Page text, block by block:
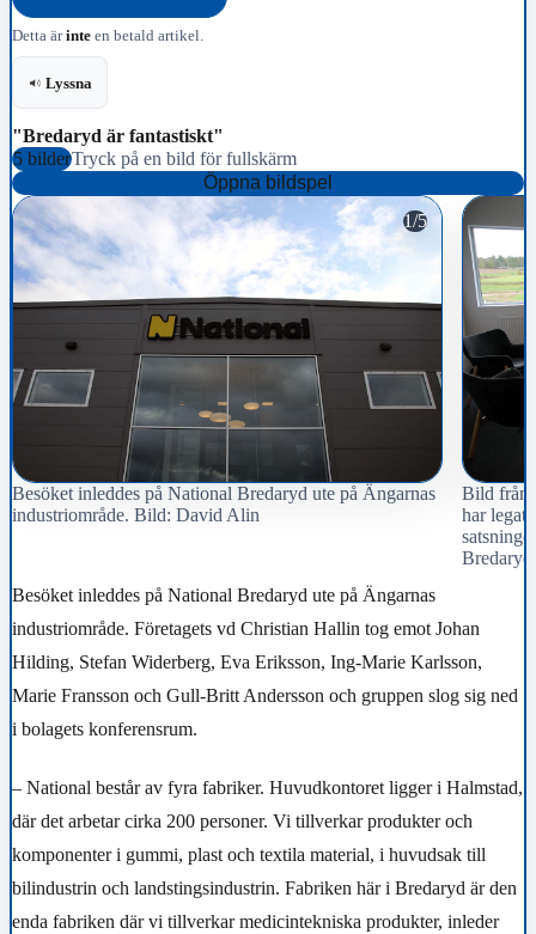
Detta ärinte en betald artikel.
Lyssna
"Bredaryd är fantastiskt"
5 bilderTryck på en bild för fullskärm
Öppna bildspel
1/5
Besöket inleddes på National Bredaryd ute på Ängarnas
industriområde. Bild: David Alin
Bild från
har legat
Besöket inleddes på National Bredaryd ute på Ängarnas
industriområde. Företagets vd Christian Hallin tog emot Johan
Hilding, Stefan Widerberg, Eva Eriksson, Ing-Marie Karlsson,
Marie Fransson och Gull-Britt Andersson och gruppen slog sig ned
i bolagets konferensrum.
– National består av fyra fabriker. Huvudkontoret ligger i Halmstad,
där det arbetar cirka 200 personer. Vi tillverkar produkter och
komponenter i gummi, plast och textila material, i huvudsak till
bilindustrin och landstingsindustrin. Fabriken här i Bredaryd är den
enda fabriken där vi tillverkar medicintekniska produkter, inleder